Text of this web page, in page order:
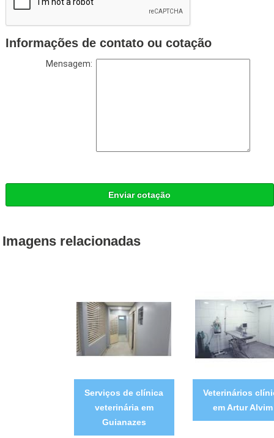
Informações de contato ou cotação
Mensagem:
Enviar cotação
Imagens relacionadas
Serviços de clínica
veterinária em
Guianazes
Veterinários
em Artur Alvim